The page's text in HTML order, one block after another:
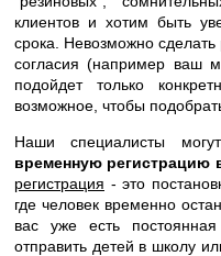
клиентов и хотим быть
срока. Невозможно
согласия (например ваш
подойдет только
возможное, чтобы
Наши специалисты
временную регистрацию
регистрация - это
где человек временно
вас уже есть
отправить детей в школу